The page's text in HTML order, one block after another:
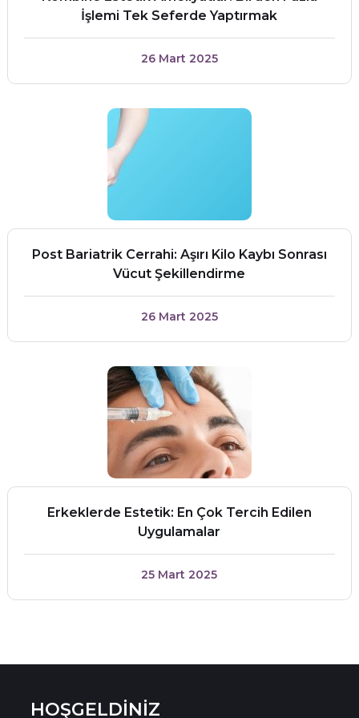
İşlemi Tek Seferde Yaptırmak
26 Mart 2025
Post Bariatrik Cerrahi: Aşırı Kilo Kaybı Sonrası
Vücut Şekillendirme
26 Mart 2025
Erkeklerde Estetik: En Çok Tercih Edilen
Uygulamalar
25 Mart 2025
HOŞGELDİNİZ